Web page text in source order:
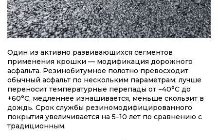
Один из активно развивающихся сегментов
применения крошки — модификация дорожного
асфальта. Резинобитумное полотно превосходит
обычный асфальт по нескольким параметрам: лучше
переносит температурные перепады от −40°C до
+60°C, медленнее изнашивается, меньше скользит в
дождь. Срок службы резиномодифицированного
покрытия увеличивается на 5–10 лет по сравнению с
традиционным.